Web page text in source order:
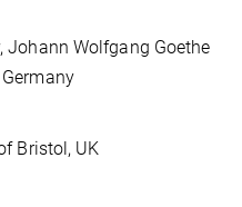
Johann Wolfgang Goethe
Bristol, UK